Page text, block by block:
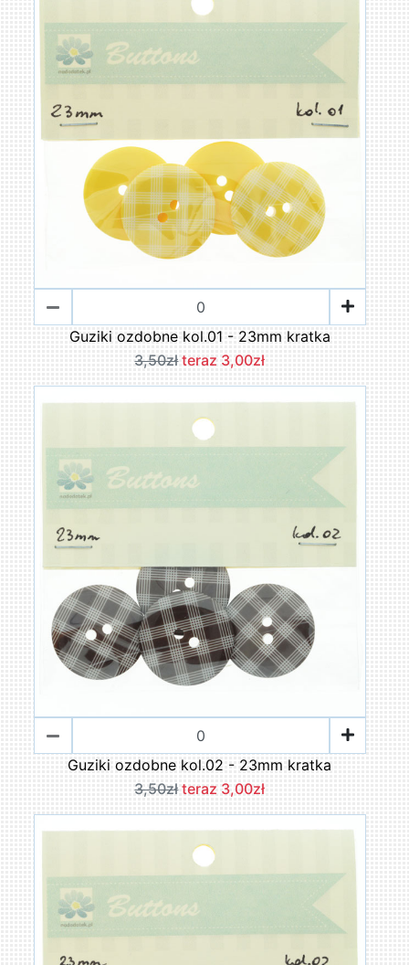
Guziki ozdobne kol.01 - 23mm kratka
3,50zł teraz 3,00zł
Guziki ozdobne kol.02 - 23mm kratka
3,50zł teraz 3,00zł